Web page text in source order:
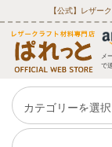
【公式】レザー
メ
で